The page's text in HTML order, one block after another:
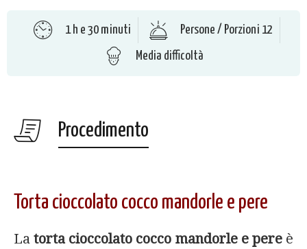
1 h e 30 minuti
Persone / Porzioni 12
Media difficoltà
Procedimento
Torta cioccolato cocco mandorle e pere
La torta cioccolato cocco mandorle e pereè